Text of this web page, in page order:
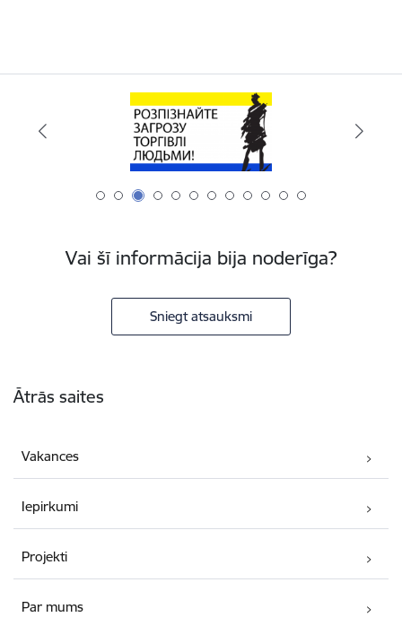
Vai šī informācija bija noderīga?
Sniegt atsauksmi
Ātrās saites
Vakances
Iepirkumi
Projekti
Par mums